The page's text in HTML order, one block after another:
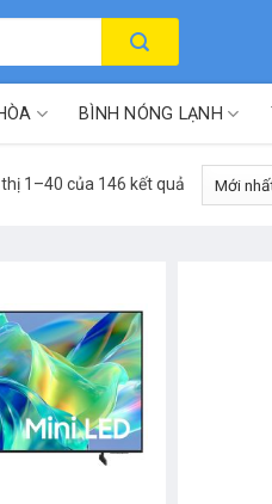
BÌNH NÓNG LẠNH
thị 1–40 của 146 kết quả